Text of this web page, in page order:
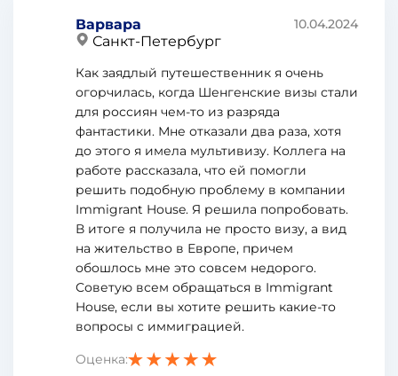
Варвара
Санкт-Петербург
10.04.2024
Как заядлый путешественник я очень
огорчилась, когда Шенгенские визы стали
для россиян чем-то из разряда
фантастики. Мне отказали два раза, хотя
до этого я имела мультивизу. Коллега на
работе рассказала, что ей помогли
решить подобную проблему в компании
Immigrant House. Я решила попробовать.
В итоге я получила не просто визу, а вид
на жительство в Европе, причем
обошлось мне это совсем недорого.
Советую всем обращаться в Immigrant
House, если вы хотите решить какие-то
вопросы с иммиграцией.
Оценка: